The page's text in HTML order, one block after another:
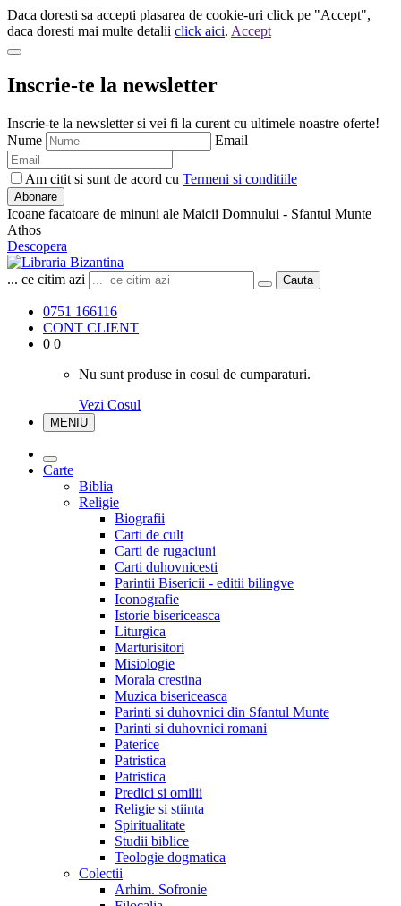
Daca doresti sa accepti plasarea de cookie-uri click pe "Accept",
daca doresti mai multe detalii click aici. Accept
Inscrie-te la newsletter
Inscrie-te la newsletter si vei fi la curent cu ultimele noastre oferte!
Nume
Email
Am citit si sunt de acord cu Termeni si conditiile
Abonare
Icoane facatoare de minuni ale Maicii Domnului - Sfantul Munte
Athos
Descopera
... ce citim azi Cauta
0751 166116
CONT CLIENT
0 0
Nu sunt produse in cosul de cumparaturi.
Vezi Cosul
MENIU
Carte
Biblia
Religie
Biografii
Carti de cult
Carti de rugaciuni
Carti duhovnicesti
Parintii Bisericii - editii bilingve
Iconografie
Istorie bisericeasca
Liturgica
Marturisitori
Misiologie
Morala crestina
Muzica bisericeasca
Parinti si duhovnici din Sfantul Munte
Parinti si duhovnici romani
Paterice
Patristica
Patristica
Predici si omilii
Religie si stiinta
Spiritualitate
Studii biblice
Teologie dogmatica
Colectii
Arhim. Sofronie